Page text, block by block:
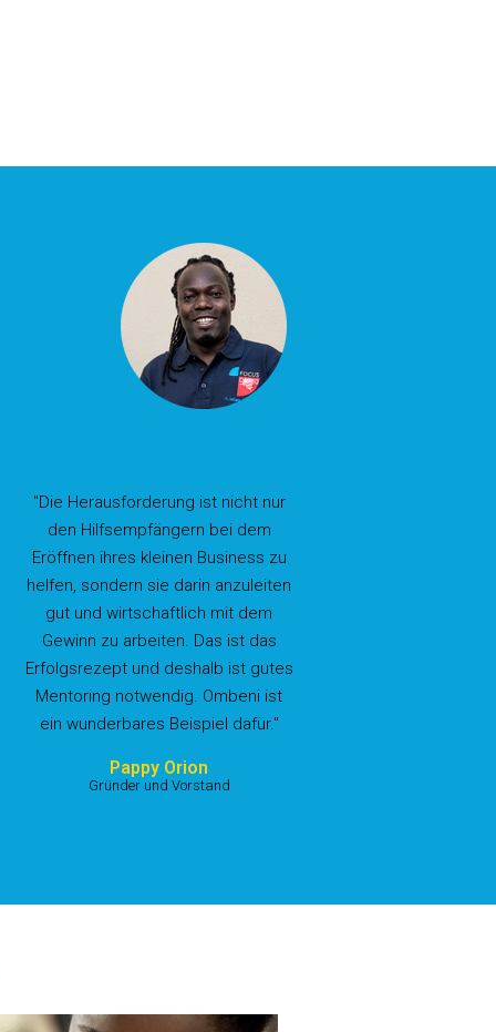
"Die Herausforderung ist nicht nur
den Hilfsempfängern bei dem
Eröffnen ihres kleinen Business zu
helfen, sondern sie darin anzuleiten
gut und wirtschaftlich mit dem
Gewinn zu arbeiten. Das ist das
Erfolgsrezept und deshalb ist gutes
Mentoring notwendig. Ombeni ist
ein wunderbares Beispiel dafür."
Pappy Orion
Gründer und Vorstand